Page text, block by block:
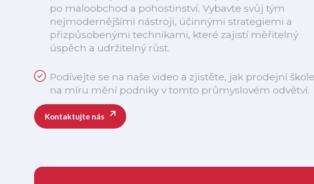
po maloobchod a pohostinství. Vybavte svůj tým
nejmodernějšími nástroji, účinnými strategiemi a
přizpůsobenými technikami, které zajistí měřitelný
úspěch a udržitelný růst.
Podívejte se na naše video a zjistěte, jak prodejní
na míru mění podniky v tomto průmyslovém odvětví.
Kontaktujte nás